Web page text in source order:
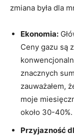
zmiana była dla
Ekonomia:
Ceny gazu są
znacznych
zauważałem,
moje
około 30-40%.
Przyjazność